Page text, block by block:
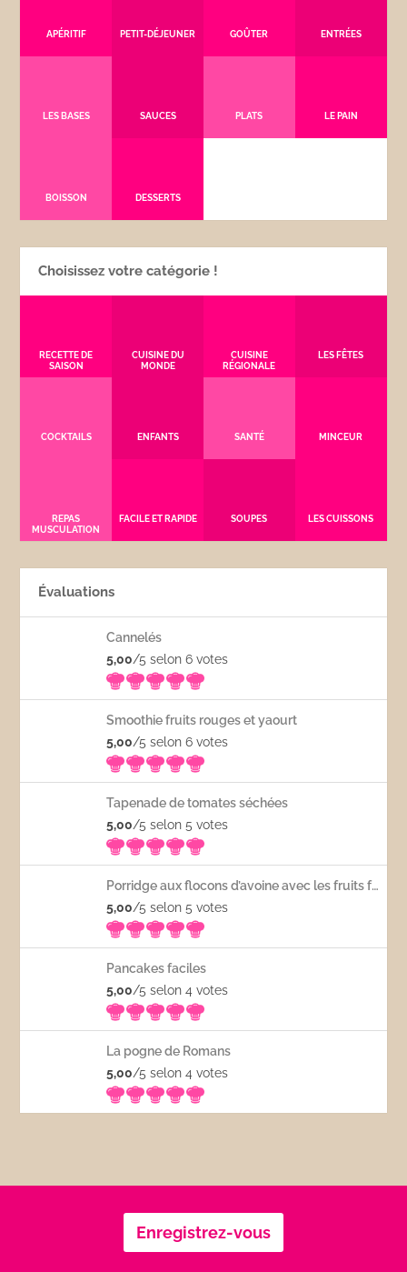
APÉRITIF PETIT-DÉJEUNER GOÛTER ENTRÉES
LES BASES SAUCES PLATS LE PAIN
BOISSON DESSERTS
Choisissez votre catégorie !
RECETTE DE
SAISON
CUISINE DU
MONDE
CUISINE
RÉGIONALE
LES FÊTES
COCKTAILS ENFANTS SANTÉ MINCEUR
REPAS
MUSCULATION
FACILE ET RAPIDE SOUPES LES CUISSONS
Évaluations
Cannelés
5,00/5 selon 6votes
Smoothie fruits rouges et yaourt
5,00/5 selon 6votes
Tapenade de tomates séchées
5,00/5 selon 5votes
Porridge aux flocons d’avoine avec les fruits frais
5,00/5 selon 5votes
Pancakes faciles
5,00/5 selon 4votes
La pogne de Romans
5,00/5 selon 4votes
Enregistrez-vous